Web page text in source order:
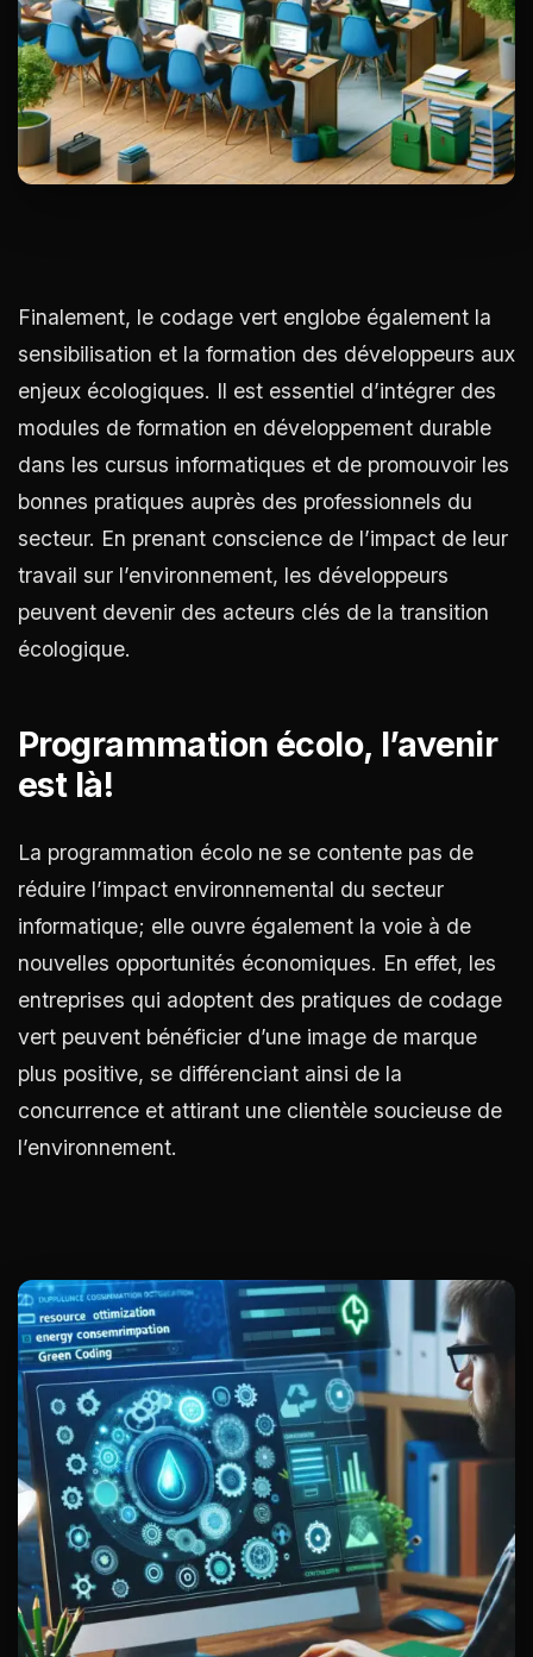
Finalement, le codage vert englobe également la
sensibilisation et la formation des développeurs aux
enjeux écologiques. Il est essentiel d’intégrer des
modules de formation en développement durable
dans les cursus informatiques et de promouvoir les
bonnes pratiques auprès des professionnels du
secteur. En prenant conscience de l’impact de leur
travail sur l’environnement, les développeurs
peuvent devenir des acteurs clés de la transition
écologique.
Programmation écolo, l’avenir
est là!
La programmation écolo ne se contente pas de
réduire l’impact environnemental du secteur
informatique; elle ouvre également la voie à de
nouvelles opportunités économiques. En effet, les
entreprises qui adoptent des pratiques de codage
vert peuvent bénéficier d’une image de marque
plus positive, se différenciant ainsi de la
concurrence et attirant une clientèle soucieuse de
l’environnement.